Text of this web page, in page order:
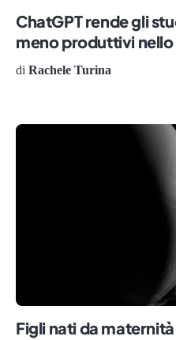
ChatGPT rende gli
meno produttivi
di Rachele Turina
Figli nati da